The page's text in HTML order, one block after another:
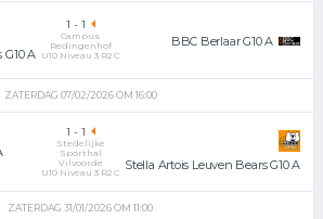
A
1 - 1
Campus
Redingenhof
U10 Niveau 3 R2 C
BBC Berlaar G10 A
ZATERDAG 07/02/2026 OM 16:00
1 - 1
Stedelijke
Sporthal
Vilvoorde
U10 Niveau 3 R2 C Stella Artois Leuven Bears G10 A
ZATERDAG 31/01/2026 OM 11:00